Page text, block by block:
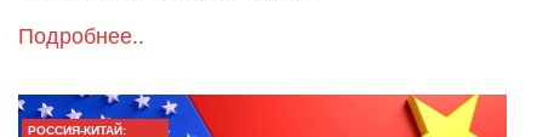
Подробнее..
РОССИЯ-КИТАЙ: